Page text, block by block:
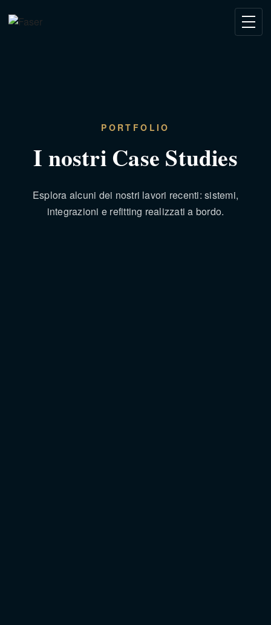
PORTFOLIO
I nostri Case Studies
Esplora alcuni dei nostri lavori recenti: sistemi,
integrazioni e refitting realizzati a bordo.